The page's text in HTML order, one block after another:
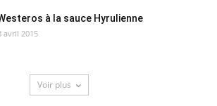
à la sauce Hyrulienne
avril 2015
Voir plus